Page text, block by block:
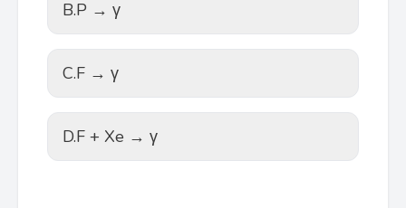
B.P → γ
C.F → γ
D.F + Xe → γ